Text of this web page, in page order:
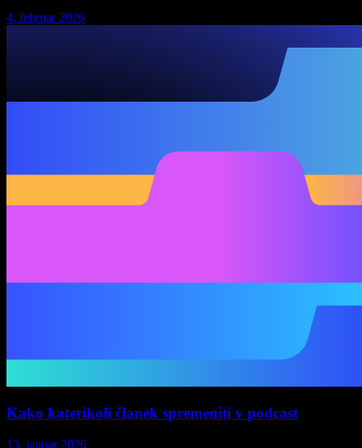
4. februar 2026
Kako katerikoli članek spremeniti v podcast
13. januar 2026